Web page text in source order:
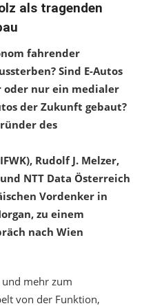
als tragenden
fahrender
Sind E-Autos
nur ein medialer
der Zukunft gebaut?
des
Rudolf J. Melzer,
NTT Data Österreich
Vordenker in
zu einem
nach Wien
mehr zum
von der Funktion,